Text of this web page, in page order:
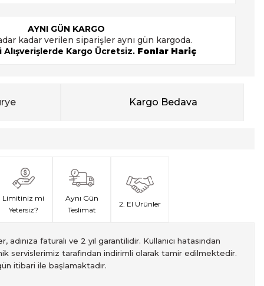
AYNI GÜN KARGO
kadar verilen siparişler aynı gün kargoda.
Alışverişlerde Kargo Ücretsiz. Fonlar Hariç
Kargo Bedava
Limitiniz mi
Yetersiz?
Aynı Gün
Teslimat
2. El Ürünler
adınıza faturalı ve 2 yıl garantilidir. Kullanıcı hatasından
servislerimiz tarafından indirimli olarak tamir edilmektedir.
itibari ile başlamaktadır.